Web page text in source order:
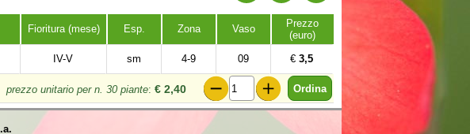
Fioritura (mese) Esp. Zona Vaso
Prezzo
(euro)
IV-V sm 4-9 09 €3,5
prezzo unitario per n. 30 piante: € 2,40